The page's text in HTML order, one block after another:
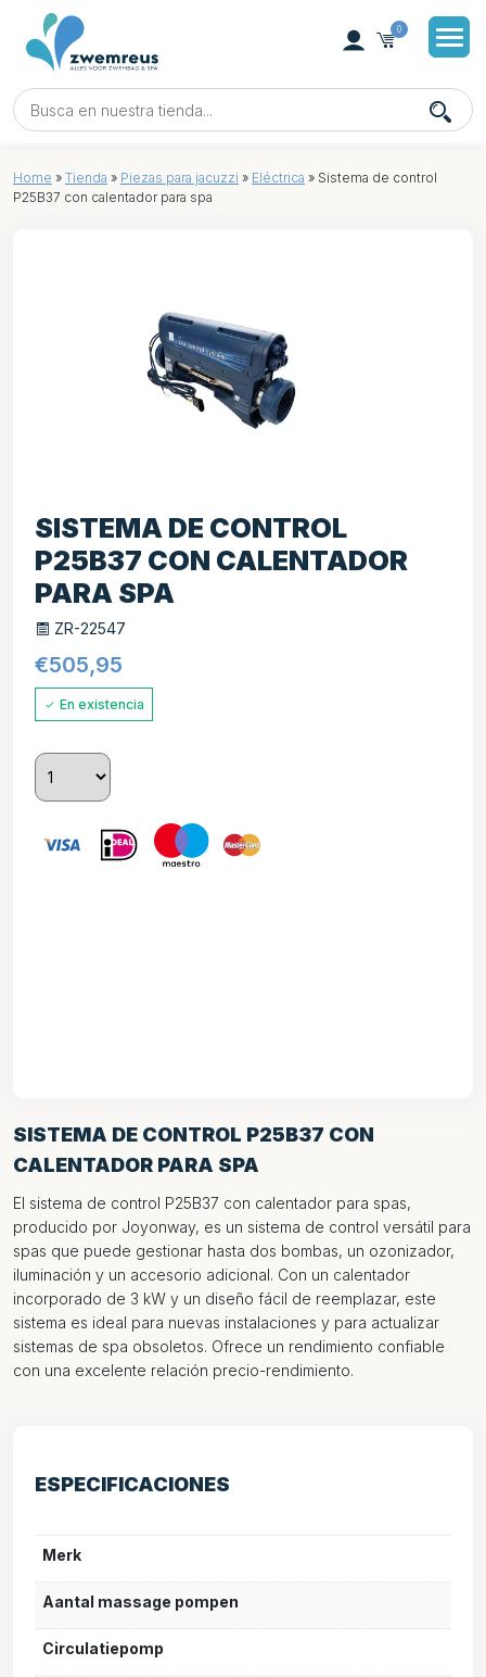
0
Home » Tienda » Piezas para jacuzzi » Eléctrica » Sistema de control
P25B37 con calentador para spa
SISTEMA DE CONTROL P25B37 CON
CALENTADOR PARA SPA
El sistema de control P25B37 con calentador para spas,
producido por Joyonway, es un sistema de control versátil para
spas que puede gestionar hasta dos bombas, un ozonizador,
iluminación y un accesorio adicional. Con un calentador
incorporado de 3 kW y un diseño fácil de reemplazar, este
sistema es ideal para nuevas instalaciones y para actualizar
sistemas de spa obsoletos. Ofrece un rendimiento confiable
con una excelente relación precio-rendimiento.
ESPECIFICACIONES
Merk
Aantal massage pompen
Circulatiepomp
SISTEMA DE CONTROL
P25B37 CON CALENTADOR
PARA SPA
ZR-22547
€505,95
En existencia